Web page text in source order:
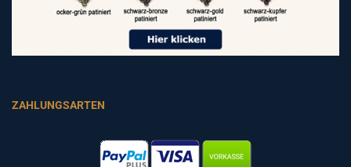
ZAHLUNGSARTEN